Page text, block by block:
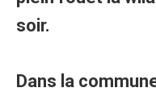
soir.
Dans la